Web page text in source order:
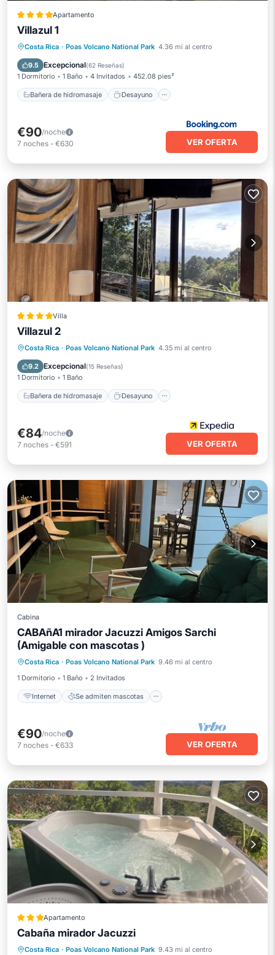
Apartamento
Villazul 1
Costa Rica · Poas Volcano National Park 4.36 mi al centro
9.5 Excepcional(62 Reseñas)
1 Dormitorio 1 Baño 4 Invitados 452.08 pies²
Bañera de hidromasaje Desayuno
Bañera de hidromasaje
Desayuno
Aparcamiento
€90/noche
7 noches - €630 VER OFERTA
Villa
Villazul 2
Costa Rica · Poas Volcano National Park 4.35 mi al centro
9.2 Excepcional(15 Reseñas)
1 Dormitorio 1 Baño
Bañera de hidromasaje Desayuno
Bañera de hidromasaje
Desayuno
Aparcamiento
€84/noche
7 noches - €591 VER OFERTA
Cabina
CABAñA1 mirador Jacuzzi Amigos Sarchi
(Amigable con mascotas )
Costa Rica · Poas Volcano National Park 9.46 mi al centro
1 Dormitorio
1 Baño 2 Invitados
Internet Se admiten mascotas
Internet
Se admiten mascotas
Apto para niños
Ropa de cama
€90/noche
7 noches - €633 VER OFERTA
Apartamento
Cabaña mirador Jacuzzi
Costa Rica · Poas Volcano National Park 9.43 mi al centro
Bañera de hidromasaje
Aparcamiento